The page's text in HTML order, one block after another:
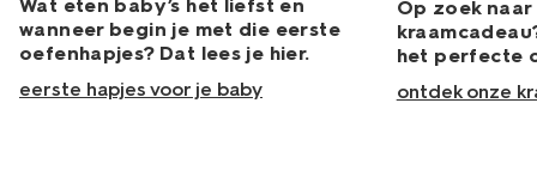
Wat eten baby’s het liefst en
wanneer begin je met die eerste
oefenhapjes? Dat lees je hier.
eerste hapjes voor je baby
Op zoek
het perfecte
ontdek onze